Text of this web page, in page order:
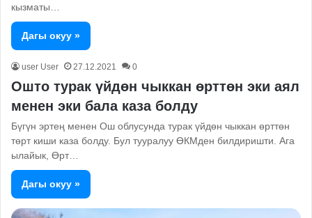
кызматы…
Дагы окуу »
user User 27.12.2021 0
Ошто турак үйдөн чыккан өрттөн эки аял
менен эки бала каза болду
Бүгүн эртең менен Ош облусунда турак үйдөн чыккан өрттөн
төрт киши каза болду. Бул тууралуу ӨКМден билдиришти. Ага
ылайык, Өрт…
Дагы окуу »